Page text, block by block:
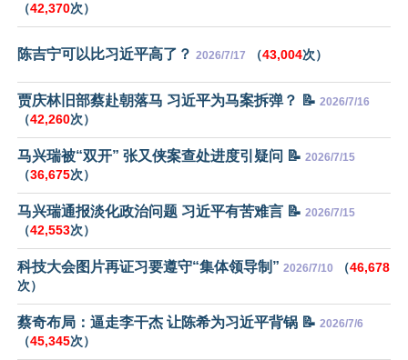
（42,370次）
陈吉宁可以比习近平高了？ 2026/7/17 （43,004次）
贾庆林旧部蔡赴朝落马 习近平为马案拆弹？ 📝 2026/7/16
（42,260次）
马兴瑞被“双开” 张又侠案查处进度引疑问 📝 2026/7/15
（36,675次）
马兴瑞通报淡化政治问题 习近平有苦难言 📝 2026/7/15
（42,553次）
科技大会图片再证习要遵守“集体领导制” 2026/7/10 （46,678
次）
蔡奇布局：逼走李干杰 让陈希为习近平背锅 📝 2026/7/6
（45,345次）